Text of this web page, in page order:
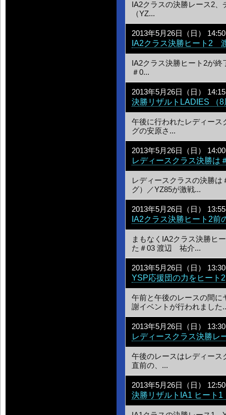
IA2クラスの決勝レース2
（YZ...
2013年5月26日（日） 14:50
IA2クラス決勝ヒート2
IA2クラス決勝ヒート2が
＃0...
2013年5月26日（日） 14:15
決勝リザルトLADIES （8
午後に行われたレディース
グの安原さ...
2013年5月26日（日） 14:00
レディースクラス決勝は
レディースクラスの決勝
グ）／YZ85が激戦...
2013年5月26日（日） 13:55
IA2クラス決勝ヒート2前
まもなくIA2クラス決勝ヒ
た＃03 渡辺 祐介...
2013年5月26日（日） 13:30
YSP応援団の力をヒート
午前と午後のレースの間に
謝イベントが行われました
2013年5月26日（日） 13:30
レディースクラス決勝レ
午後のレースはレディース
直前の、...
2013年5月26日（日） 12:50
決勝リザルトIA1 ヒート1